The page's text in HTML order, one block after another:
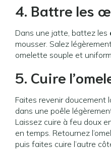
4. Battre les
Dans une jatte, battez les
mousser. Salez
omelette souple et
5. Cuire
Faites revenir doucement
dans une poêle
Laissez cuire à feu doux
en temps. Retournez
puis faites cuire l’autre